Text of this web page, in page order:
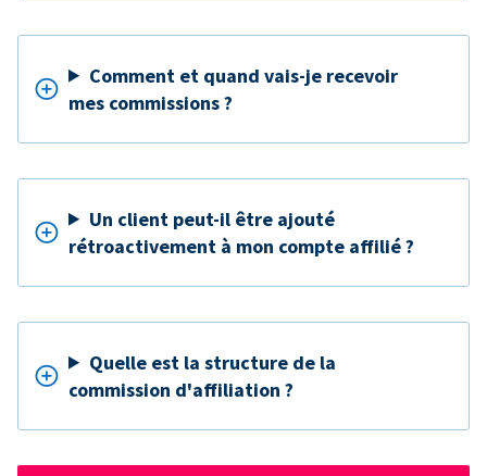
Comment et quand vais-je recevoir
mes commissions ?
Un client peut-il être ajouté
rétroactivement à mon compte affilié ?
Quelle est la structure de la
commission d'affiliation ?